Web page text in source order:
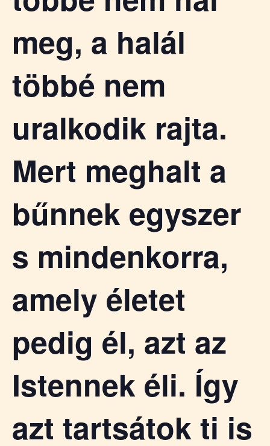
meg, a halál
többé nem
uralkodik rajta.
Mert meghalt a
bűnnek egyszer
s mindenkorra,
amely életet
pedig él, azt az
Istennek éli. Így
azt tartsátok ti is